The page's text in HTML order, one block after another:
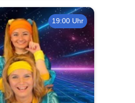
19:00 Uhr